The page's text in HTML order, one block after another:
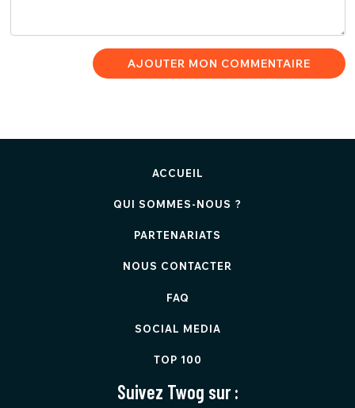
AJOUTER MON COMMENTAIRE
ACCUEIL
QUI SOMMES-NOUS ?
PARTENARIATS
NOUS CONTACTER
FAQ
SOCIAL MEDIA
TOP 100
Suivez Twog sur :